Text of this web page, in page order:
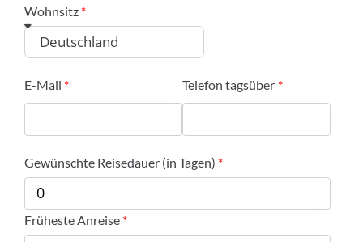
Wohnsitz
E-Mail Telefon tagsüber
Gewünschte Reisedauer (in Tagen)
Früheste Anreise